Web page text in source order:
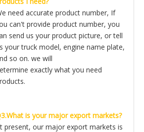
need accurate product number, If
can't provide product number, you
send us your product picture, or tell
your truck model, engine name plate,
so on. we will
exactly what you need
is your major export markets?
present, our major export markets is